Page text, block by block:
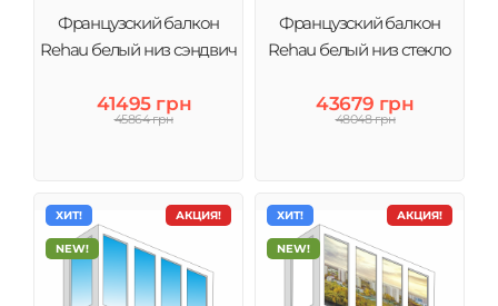
Французское остекление лоджий и балконов под
ключ. Замер, проэктировка, изготовление и
установка. Гарантийное и послегарантийное
Французский балкон
Rehau белый низ сэндвич
41495 грн
45864 грн
Французский балкон
Rehau белый низ стекло
43679 грн
48048 грн
АКЦИЯ!
ХИТ!
NEW!
АКЦИЯ!
ХИТ!
NEW!